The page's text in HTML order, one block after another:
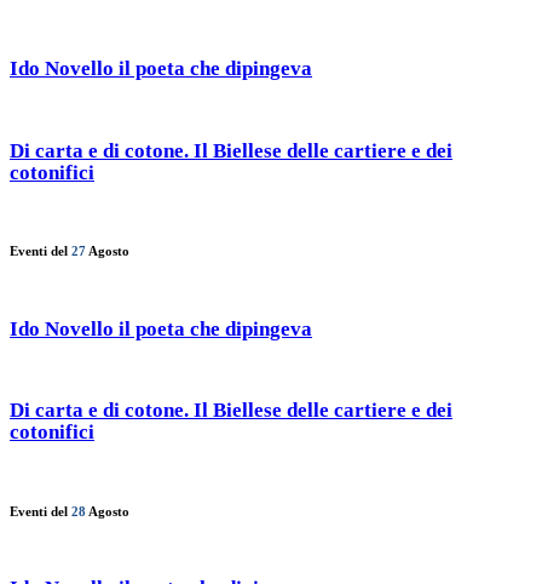
Ido Novello il poeta che dipingeva
Di carta e di cotone. Il Biellese delle cartiere e dei
cotonifici
Eventi del 27 Agosto
Ido Novello il poeta che dipingeva
Di carta e di cotone. Il Biellese delle cartiere e dei
cotonifici
Eventi del 28 Agosto